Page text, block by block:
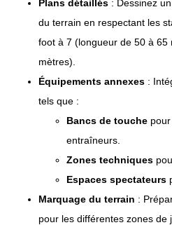
Plans détaillés : Dessinez
du terrain en respectant les
foot à 7 (longueur de 50 à
mètres).
Équipements annexes :
tels que :
Bancs de touche
entraîneurs.
Zones techniques
Espaces spectateurs
Marquage du terrain :
pour les différentes zones de